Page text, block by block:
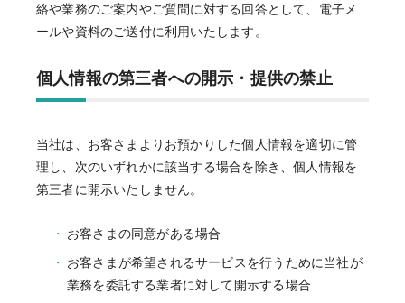
絡や業務のご案内やご質問に対する回答として、電子メ
ールや資料のご送付に利用いたします。
個人情報の第三者への開示・提供の禁止
当社は、お客さまよりお預かりした個人情報を適切に管
理し、次のいずれかに該当する場合を除き、個人情報を
第三者に開示いたしません。
お客さまの同意がある場合
お客さまが希望されるサービスを行うために当社が
業務を委託する業者に対して開示する場合